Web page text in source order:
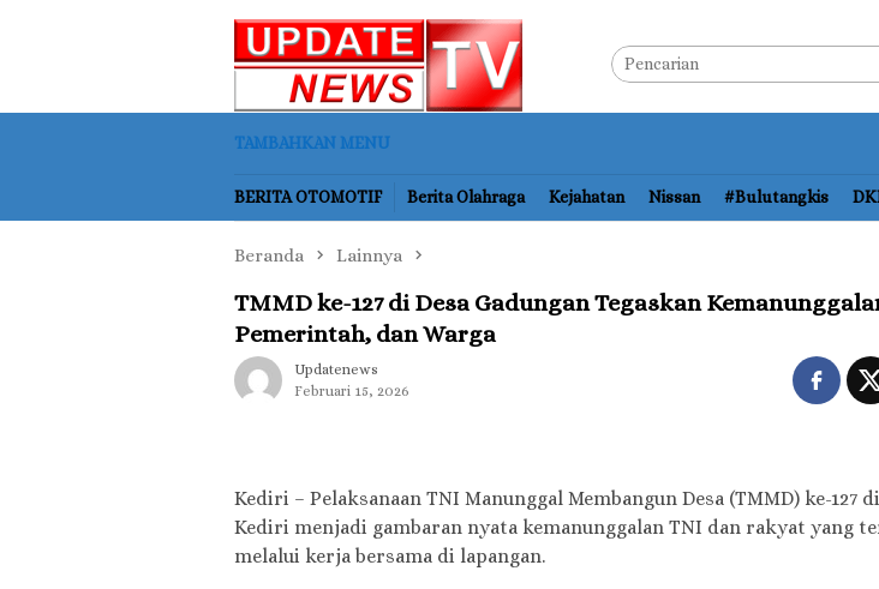
TAMBAHKAN MENU
BERITA OTOMOTIF Berita Olahraga Kejahatan Nissan #bulutangkis
Beranda Lainnya
TMMD ke-127 di Desa Gadungan Tegaskan
Pemerintah, dan Warga
Updatenews
Februari 15, 2026
Kediri – Pelaksanaan TNI Manunggal Membangun Desa (TMMD) ke-127
Kediri menjadi gambaran nyata kemanunggalan TNI dan rakyat yang
melalui kerja bersama di lapangan.